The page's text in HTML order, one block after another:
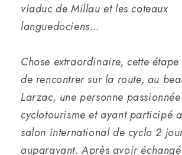
viaduc de Millau et les coteaux
languedociens…
Chose extraordinaire, cette étape
de rencontrer sur la route, au
Larzac, une personne
cyclotourisme et ayant participé
salon international de cyclo 2
auparavant. Après avoir échangé